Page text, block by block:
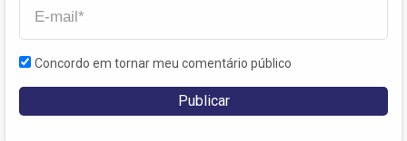
Concordo em tornar meu comentário público